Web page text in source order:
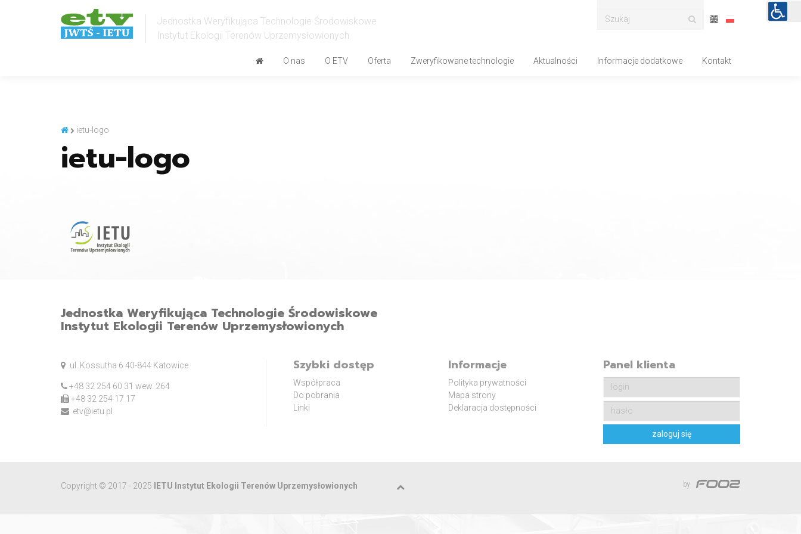
Jednostka Weryfikująca Technologie Środowiskowe
Instytut Ekologii Terenów Uprzemysłowionych
O nas O ETV Oferta Zweryfikowane technologie Aktualności Informacje dodatkowe Kontakt
ietu-logo
ietu-logo
Jednostka Weryfikująca Technologie Środowiskowe
Instytut Ekologii Terenów Uprzemysłowionych
ul. Kossutha 6 40-844 Katowice
+48 32 254 60 31 wew. 264
+48 32 254 17 17
etv@ietu.pl
Szybki dostęp
Współpraca
Do pobrania
Linki
Informacje
Polityka prywatności
Mapa strony
Deklaracja dostępności
Panel klienta
zaloguj się
Copyright © 2017 - 2025 IETU Instytut Ekologii Terenów Uprzemysłowionych